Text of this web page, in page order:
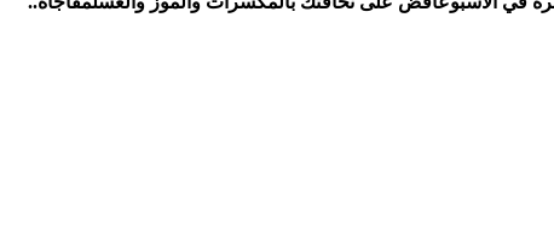
يتميز الموقع بتقديم مقالات عملية ونصائح يومية تركز على
تقديم تجربة مستخدم سلسة